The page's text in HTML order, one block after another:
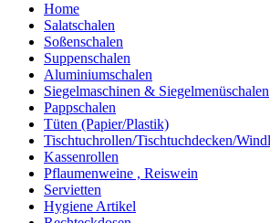
Home
Salatschalen
Soßenschalen
Suppenschalen
Aluminiumschalen
Siegelmaschinen & Siegelmenüschalen
Pappschalen
Tüten (Papier/Plastik)
Tischtuchrollen/Tischtuchdecken/
Kassenrollen
Pflaumenweine , Reiswein
Servietten
Hygiene Artikel